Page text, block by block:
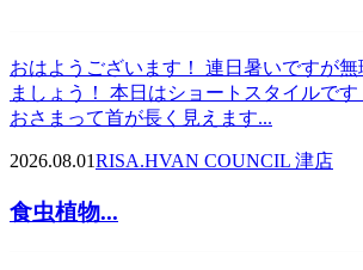
おはようございます！ 連日暑いですが無
ましょう！ 本日はショートスタイルで
おさまって首が長く見えます...
2026.08.01RISA.HVAN COUNCIL 津店
食虫植物...